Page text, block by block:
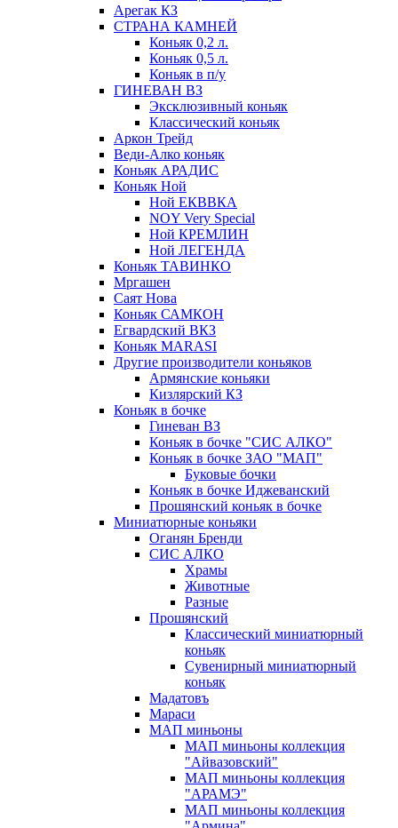
Арегак КЗ
СТРАНА КАМНЕЙ
Коньяк 0,2 л.
Коньяк 0,5 л.
Коньяк в п/у
ГИНЕВАН ВЗ
Эксклюзивный коньяк
Классический коньяк
Аркон Трейд
Веди-Алко коньяк
Коньяк АРАДИС
Коньяк Ной
Ной ЕКВВКА
NOY Very Special
Ной КРЕМЛИН
Ной ЛЕГЕНДА
Коньяк ТАВИНКО
Мргашен
Саят Нова
Коньяк САМКОН
Егвардский ВКЗ
Коньяк MARASI
Другие производители коньяков
Армянские коньяки
Кизлярский КЗ
Коньяк в бочке
Гиневан ВЗ
Коньяк в бочке "СИС АЛКО"
Коньяк в бочке ЗАО "МАП"
Буковые бочки
Коньяк в бочке Иджеванский
Прошянский коньяк в бочке
Миниатюрные коньяки
Оганян Бренди
СИС АЛКО
Храмы
Животные
Разные
Прошянский
Классический миниатюрный
коньяк
Сувенирный миниатюрный
коньяк
Мадатовъ
Мараси
МАП миньоны
МАП миньоны коллекция
"Айвазовский"
МАП миньоны коллекция
"АРАМЭ"
МАП миньоны коллекция